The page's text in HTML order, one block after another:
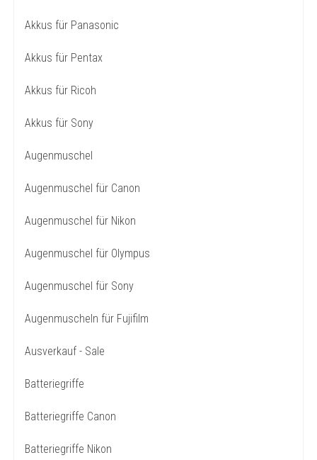
Akkus für Panasonic
Akkus für Pentax
Akkus für Ricoh
Akkus für Sony
Augenmuschel
Augenmuschel für Canon
Augenmuschel für Nikon
Augenmuschel für Olympus
Augenmuschel für Sony
Augenmuscheln für Fujifilm
Ausverkauf - Sale
Batteriegriffe
Batteriegriffe Canon
Batteriegriffe Nikon